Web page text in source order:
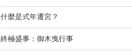
什麼是式年遷宮？
終極盛事：御木曳行事